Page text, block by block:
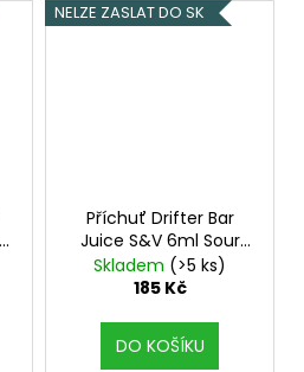
NELZE ZASLAT DO SK
Příchuť Drifter Bar
Juice S&V 6ml Sour
Apple Ice
Skladem (>5 ks)
185 Kč
DO KOŠÍKU